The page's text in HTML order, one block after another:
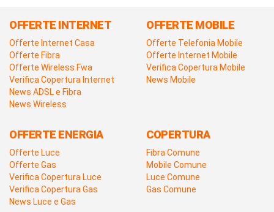
OFFERTE INTERNET
Offerte Internet Casa
Offerte Fibra
Offerte Wireless Fwa
Verifica Copertura Internet
News ADSL e Fibra
News Wireless
OFFERTE MOBILE
Offerte Telefonia Mobile
Offerte Internet Mobile
Verifica Copertura Mobile
News Mobile
OFFERTE ENERGIA
Offerte Luce
Offerte Gas
Verifica Copertura Luce
Verifica Copertura Gas
News Luce e Gas
COPERTURA
Fibra Comune
Mobile Comune
Luce Comune
Gas Comune